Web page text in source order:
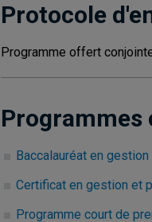
Protocole
Programme offert
Programmes
Baccalauréat en
Certificat en gestion et
Programme court de